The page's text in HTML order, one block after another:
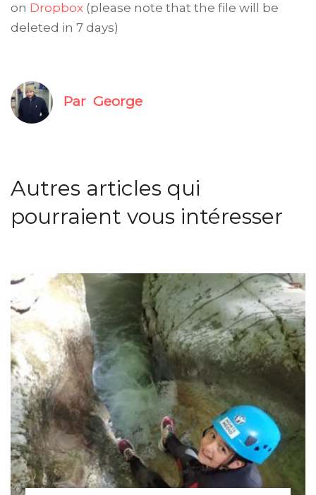
on Dropbox (please note that the file will be
deleted in 7 days)
Par George
Autres articles qui
pourraient vous intéresser